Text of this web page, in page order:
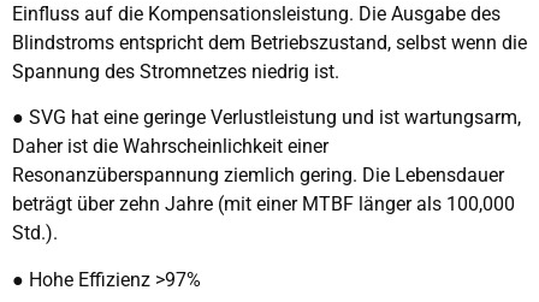
Einfluss auf die Kompensationsleistung. Die Ausgabe des
Blindstroms entspricht dem Betriebszustand, selbst wenn die
Spannung des Stromnetzes niedrig ist.
● SVG hat eine geringe Verlustleistung und ist wartungsarm,
Daher ist die Wahrscheinlichkeit einer
Resonanzüberspannung ziemlich gering. Die Lebensdauer
beträgt über zehn Jahre (mit einer MTBF länger als 100,000
Std.).
● Hohe Effizienz >97%